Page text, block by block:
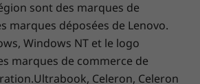
ultra-étroites sur quatre
16 pouces WUXGA tout écran
Yoga 7 2-en-1 est une
pour capturer vos rêves.
de visualisation vertical
du WiFi 6E dépend du support du
des routeurs/APs/gateways qui
sont des marques de
marques déposées de Lenovo.
Windows NT et le logo
marques de commerce de
Celeron, Celeron